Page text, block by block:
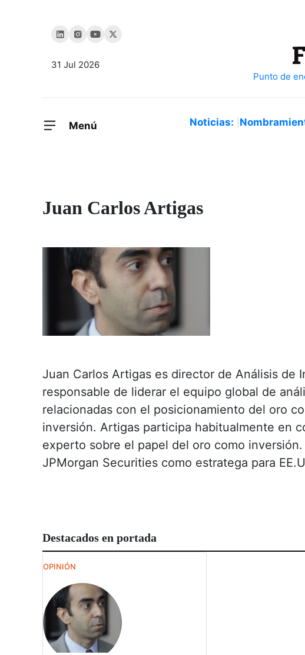
31 Jul 2026
Menú Noticias:
Juan Carlos Artigas
Juan Carlos Artigas es director de Análisis de
responsable de liderar el equipo global de
relacionadas con el posicionamiento del oro
inversión. Artigas participa habitualmente en
experto sobre el papel del oro como
JPMorgan Securities como estratega para
Destacados en portada
OPINIÓN